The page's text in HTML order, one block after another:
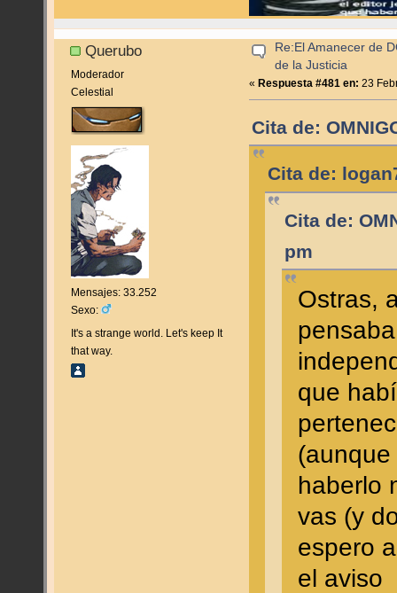
Querubo
Moderador
Celestial
Mensajes: 33.252
Sexo:
It's a strange world. Let's keep It
that way.
Re:El Amanecer de
de la Justicia
«Respuesta #481 en: 23
Cita de:
Cita de:
Cita de:
pm
Ostras,
que
haberlo
vas (y
espero
el aviso